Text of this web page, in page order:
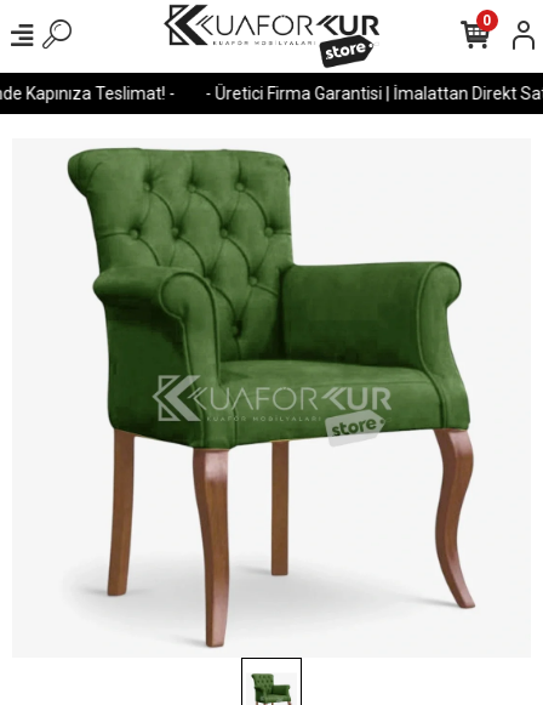
Kapınıza Teslimat! - - Üretici Firma Garantisi | İmalattan Direkt
0